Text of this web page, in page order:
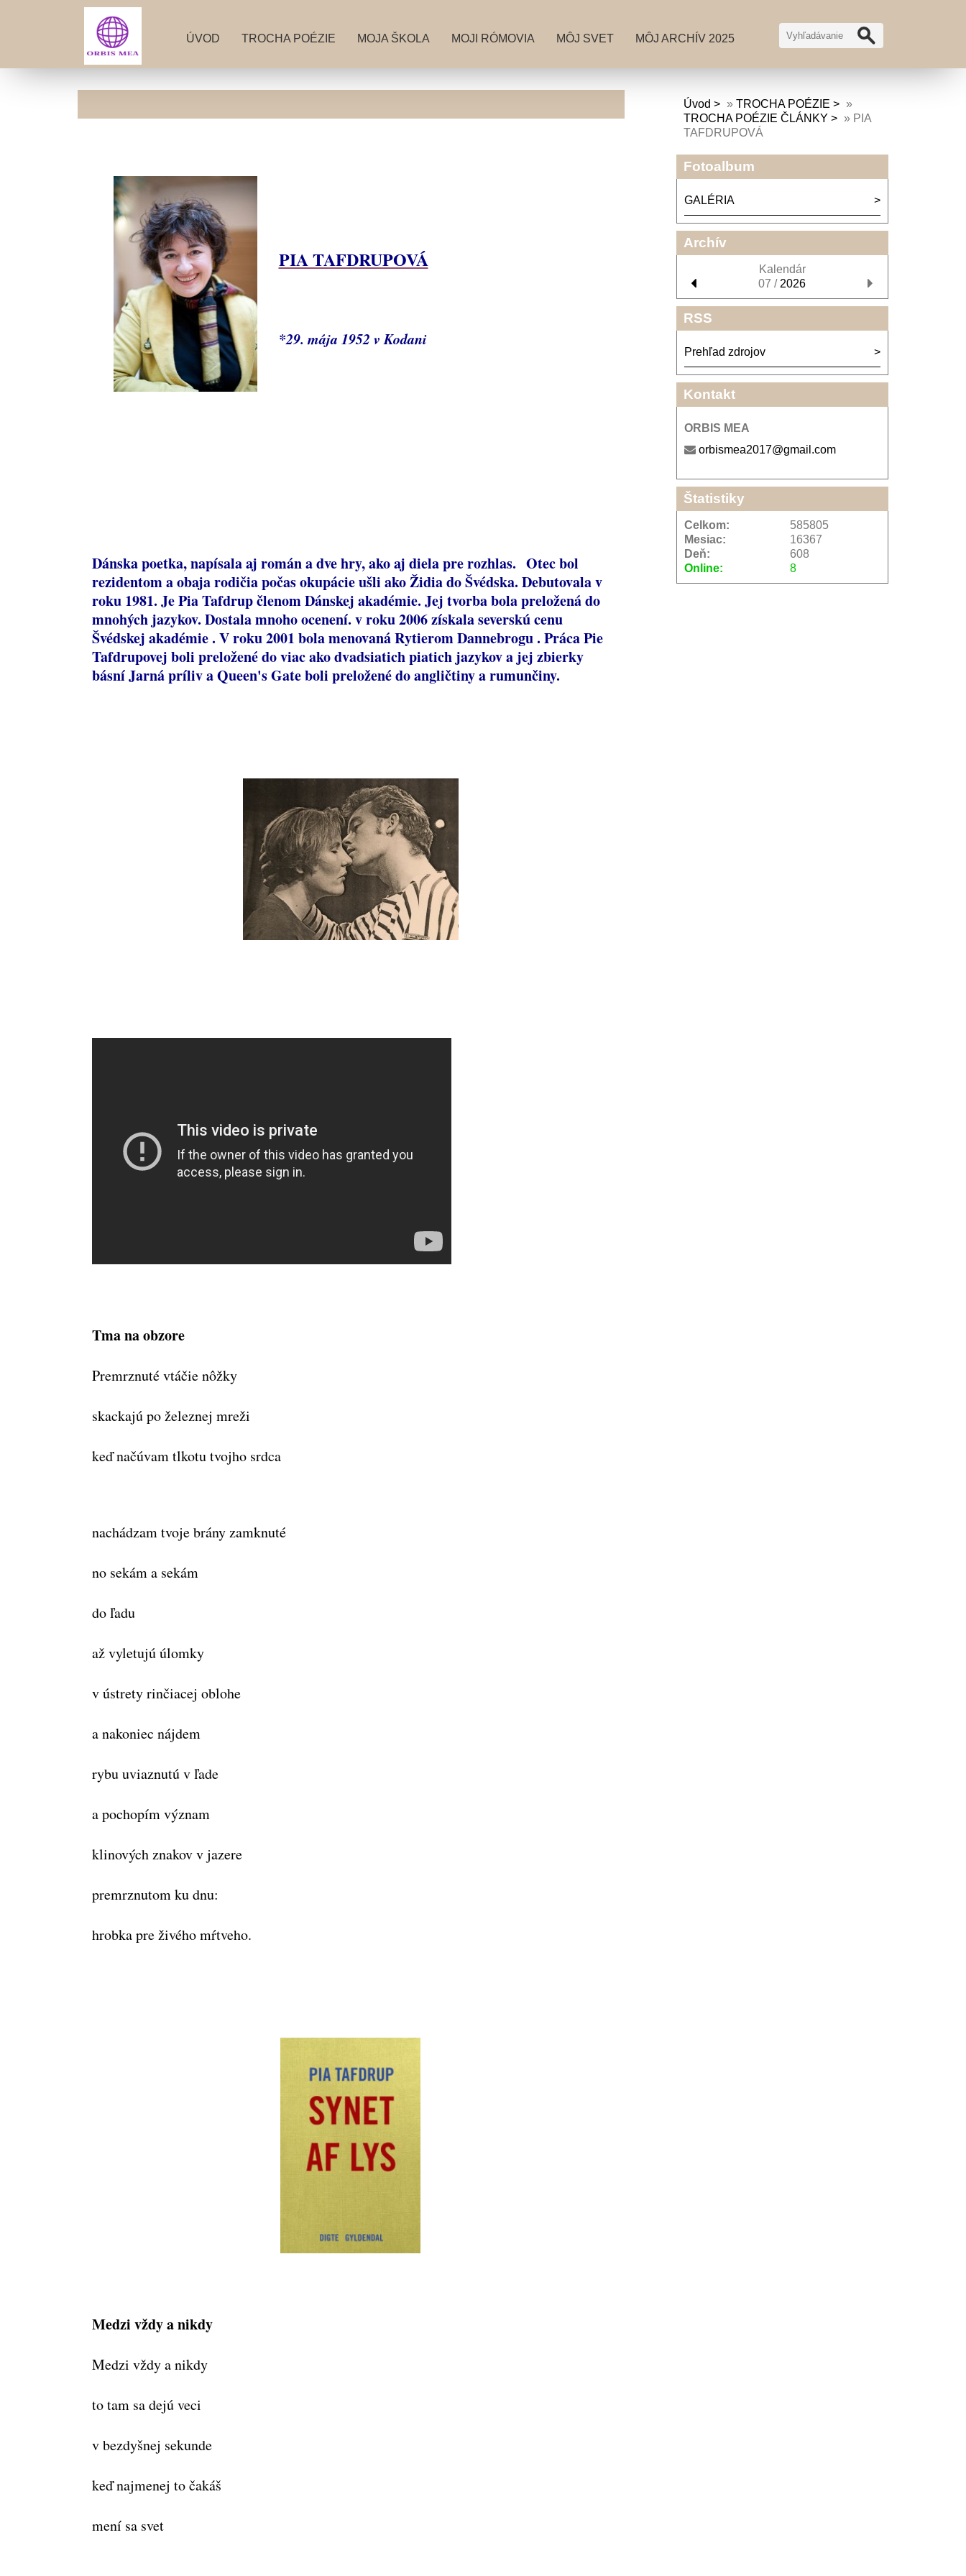
ÚVOD TROCHA POÉZIE MOJA ŠKOLA MOJI RÓMOVIA MÔJ SVET MÔJ ARCHÍV 2025
PIA TAFDRUPOVÁ
*29. mája 1952 v Kodani
Dánska poetka, napísala aj román a dve hry, ako aj diela pre rozhlas. Otec bol
rezidentom a obaja rodičia počas okupácie ušli ako Židia do Švédska. Debutovala v
roku 1981. Je Pia Tafdrup členom Dánskej akadémie. Jej tvorba bola preložená do
mnohých jazykov. Dostala mnoho ocenení. v roku 2006 získala severskú cenu
Švédskej akadémie . V roku 2001 bola menovaná Rytierom Dannebrogu . Práca Pie
Tafdrupovej boli preložené do viac ako dvadsiatich piatich jazykov a jej zbierky
básní Jarná príliv a Queen's Gate boli preložené do angličtiny a rumunčiny.
Tma na obzore
Premrznuté vtáčie nôžky
skackajú po železnej mreži
keď načúvam tlkotu tvojho srdca
nachádzam tvoje brány zamknuté
no sekám a sekám
do ľadu
až vyletujú úlomky
v ústrety rinčiacej oblohe
a nakoniec nájdem
rybu uviaznutú v ľade
a pochopím význam
klinových znakov v jazere
premrznutom ku dnu:
hrobka pre živého mŕtveho.
Medzi vždy a nikdy
Medzi vždy a nikdy
to tam sa dejú veci
v bezdyšnej sekunde
keď najmenej to čakáš
mení sa svet
Úvod » TROCHA POÉZIE
»
TROCHA POÉZIE ČLÁNKY
» PIA
TAFDRUPOVÁ
Fotoalbum
GALÉRIA
Archív
Kalendár
07 / 2026
RSS
Prehľad zdrojov
Kontakt
ORBIS MEA
orbismea2017@gmail.com
Štatistiky
Online: 8
Celkom:
585805
Mesiac:
16367
Deň:
608